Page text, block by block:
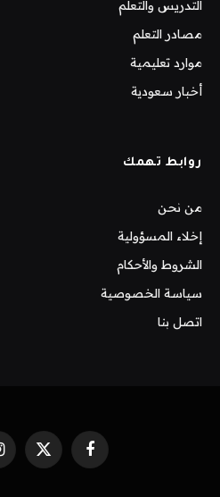
التدريس والتعلم
مصادر التعلم
موارد تعليمية
أخبار سعودية
روابط تهمك
من نحن
إخلاء المسؤولية
الشروط والأحكام
سياسة الخصوصية
اتصل بنا
فيسبوك X